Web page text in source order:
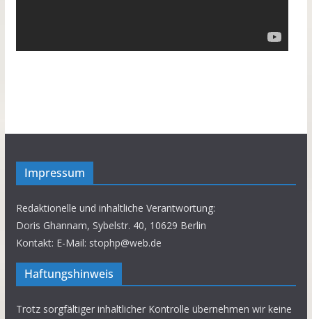
Impressum
Redaktionelle und inhaltliche Verantwortung:
Doris Ghannam, Sybelstr. 40, 10629 Berlin
Kontakt: E-Mail: stophp@web.de
Haftungshinweis
Trotz sorgfältiger inhaltlicher Kontrolle übernehmen wir keine